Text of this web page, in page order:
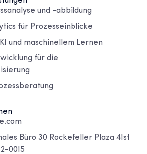
und -abbildung
für Prozesseinblicke
und maschinellem Lernen
für die
Büro 30 Rockefeller Plaza 41st
0015